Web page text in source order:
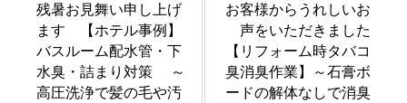
残暑お見舞い申し上げ
ます 【ホテル事例】
バスルーム配水管・下
水臭・詰まり対策 ～
高圧洗浄で髪の毛や汚
お客様からうれしいお
声をいただきました
【リフォーム時タバコ
臭消臭作業】～石膏ボ
ードの解体なしで消臭